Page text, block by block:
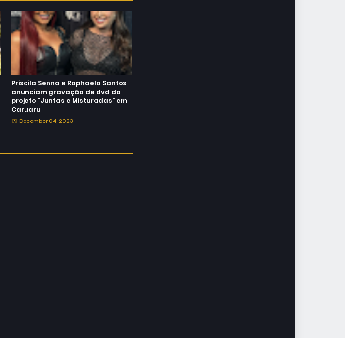
Priscila Senna e Raphaela Santos
anunciam gravação de dvd do
projeto "Juntas e Misturadas" em
Caruaru
December 04, 2023